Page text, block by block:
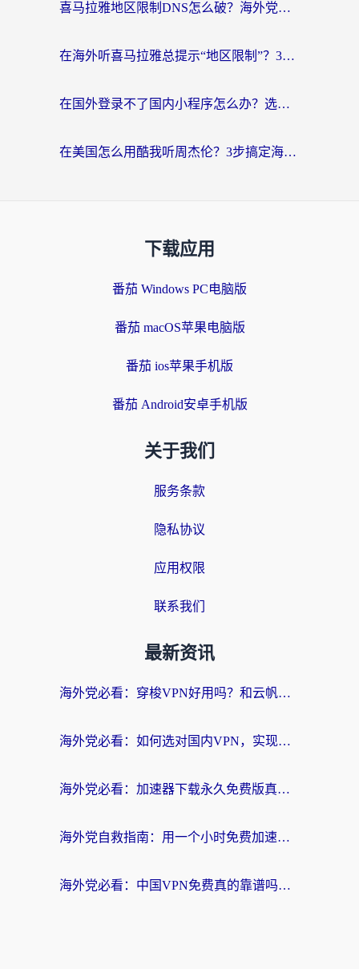
喜马拉雅地区限制DNS怎么破？海外党听国内音乐听书的终极解决方案
在海外听喜马拉雅总提示“地区限制”？3步轻松解除+听国内音乐全攻略
在国外登录不了国内小程序怎么办？选对回国加速器，轻松解锁国内资源
在美国怎么用酷我听周杰伦？3步搞定海外听歌难题
下载应用
番茄 Windows PC电脑版
番茄 macOS苹果电脑版
番茄 ios苹果手机版
番茄 Android安卓手机版
关于我们
服务条款
隐私协议
应用权限
联系我们
最新资讯
海外党必看：穿梭VPN好用吗？和云帆VPN对比哪个回国效果更好？附真实测评+避坑指南
海外党必看：如何选对国内VPN，实现无缝访问国内资源？
海外党必看：加速器下载永久免费版真的存在吗？教你无缝访问国内资源的正确姿势
海外党自救指南：用一个小时免费加速器，轻松打破国内资源访问壁垒？
海外党必看：中国VPN免费真的靠谱吗？手把手教你选对回国加速器